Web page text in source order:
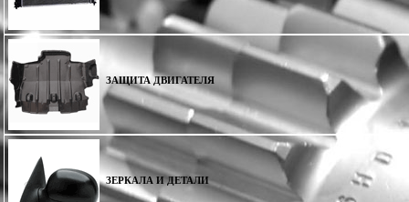
ЗАЩИТА ДВИГАТЕЛЯ
ЗЕРКАЛА И ДЕТАЛИ